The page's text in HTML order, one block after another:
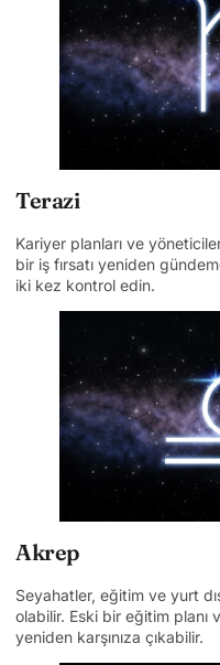
Terazi
Kariyer planları ve
bir iş fırsatı yeniden
iki kez kontrol edin.
Akrep
Seyahatler, eğitim ve yurt
olabilir. Eski bir eğitim planı
yeniden karşınıza çıkabilir.